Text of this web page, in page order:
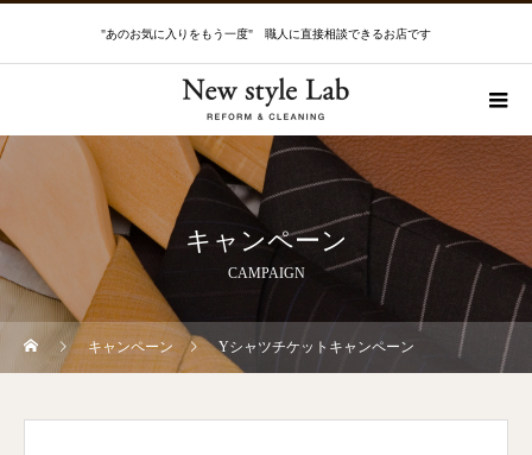
"あのお気に入りをもう一度" 職人に直接相談できるお店です
キャンペーン
CAMPAIGN
キャンペーン Yシャツチケットキャンペーン